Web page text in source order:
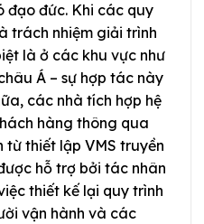
đạo đức. Khi các quy
trách nhiệm giải trình
là ở các khu vực như
Á – sự hợp tác này
các nhà tích hợp hệ
hàng thông qua
từ thiết lập VMS truyền
hỗ trợ bởi tác nhân
thiết kế lại quy trình
vận hành và các